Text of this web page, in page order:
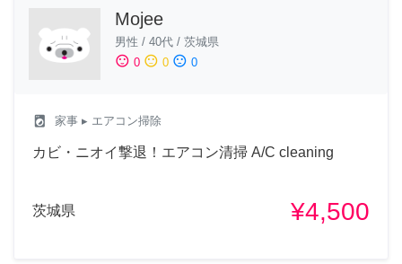
Mojee
男性 / 40代 / 茨城県
sentiment_satisfied 0 sentiment_neutral 0 sentiment_dissatisfied 0
local_laundry_service 家事 ▸ エアコン掃除
カビ・ニオイ撃退！エアコン清掃 A/C cleaning
茨城県 ¥4,500